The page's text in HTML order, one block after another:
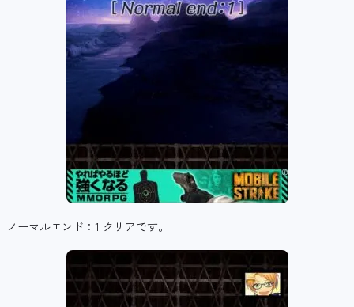
ノーマルエンド：1 クリアです。